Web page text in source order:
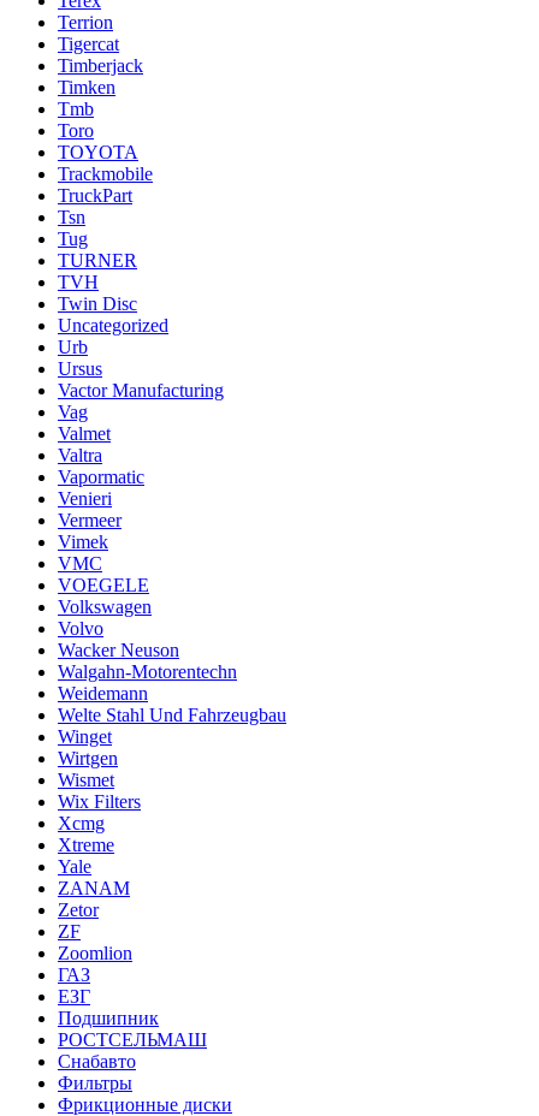
Terrion
Tigercat
Timberjack
Timken
Tmb
Toro
TOYOTA
Trackmobile
TruckPart
Tsn
Tug
TURNER
TVH
Twin Disc
Uncategorized
Urb
Ursus
Vactor Manufacturing
Vag
Valmet
Valtra
Vapormatic
Venieri
Vermeer
Vimek
VMC
VOEGELE
Volkswagen
Volvo
Wacker Neuson
Walgahn-Motorentechn
Weidemann
Welte Stahl Und Fahrzeugbau
Winget
Wirtgen
Wismet
Wix Filters
Xcmg
Xtreme
Yale
ZANAM
Zetor
ZF
Zoomlion
ГАЗ
ЕЗГ
Подшипник
РОСТСЕЛЬМАШ
Снабавто
Фильтры
Фрикционные диски